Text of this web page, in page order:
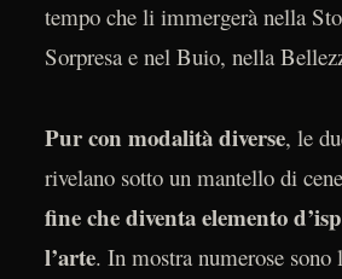
tempo che li immergerà nella
Sorpresa e nel Buio, nella
Pur con modalità diverse, le
rivelano sotto un mantello di
fine che diventa elemento
l’arte. In mostra numerose sono